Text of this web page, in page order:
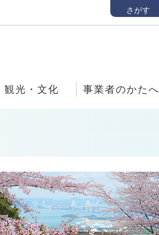
観光・文化 事業者のかたへ
さがす